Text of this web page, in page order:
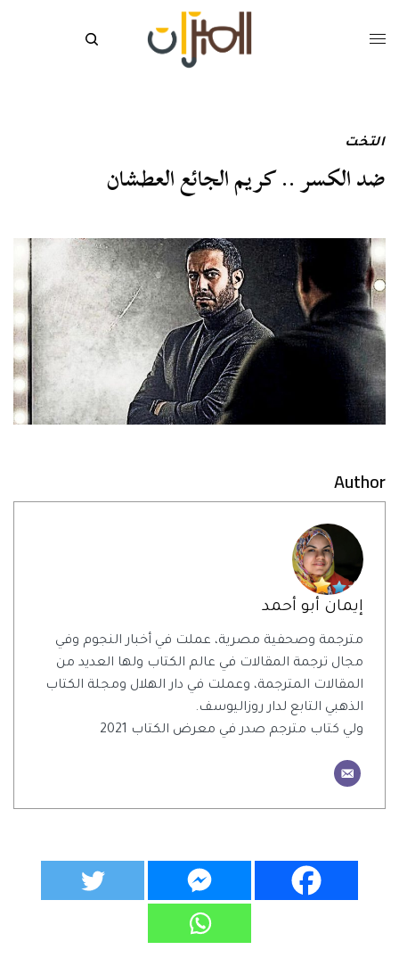
التخت
ضد الكسر .. كريم الجائع العطشان
Author
إيمان أبو أحمد
مترجمة وصحفية مصرية، عملت في أخبار النجوم وفي
مجال ترجمة المقالات في عالم الكتاب ولها العديد من
المقالات المترجمة، وعملت في دار الهلال ومجلة الكتاب
الذهبي التابع لدار روزاليوسف.
ولي كتاب مترجم صدر في معرض الكتاب 2021